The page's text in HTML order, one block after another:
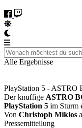
Alle Ergebnisse
PlayStation 5 - ASTRO
Der knuffige ASTRO
PlayStation 5 im Sturm
Von Christoph Miklos
Pressemitteilung